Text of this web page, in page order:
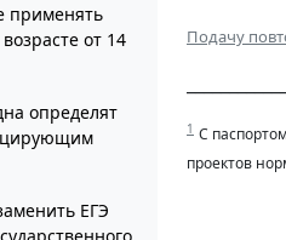
применять
от 14
определят
ЕГЭ
Подачу
1 С
проектов